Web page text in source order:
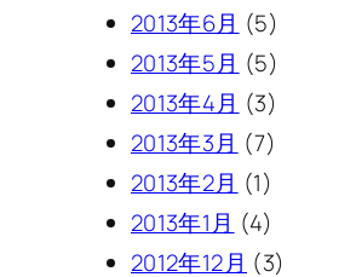
2013年6月 (5)
2013年5月 (5)
2013年4月 (3)
2013年3月 (7)
2013年2月 (1)
2013年1月 (4)
2012年12月 (3)